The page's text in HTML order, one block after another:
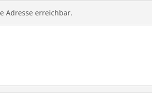
Adresse erreichbar.